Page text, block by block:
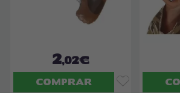
2,02€
COMPRAR